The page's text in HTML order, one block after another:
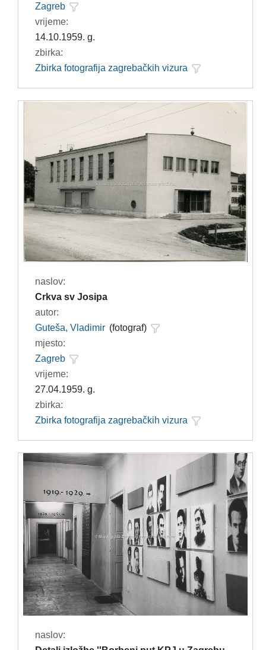
Zagreb
vrijeme:
14.10.1959. g.
zbirka:
Zbirka fotografija zagrebačkih vizura
naslov:
Crkva sv Josipa
autor:
Guteša, Vladimir (fotograf)
mjesto:
Zagreb
vrijeme:
27.04.1959. g.
zbirka:
Zbirka fotografija zagrebačkih vizura
naslov: